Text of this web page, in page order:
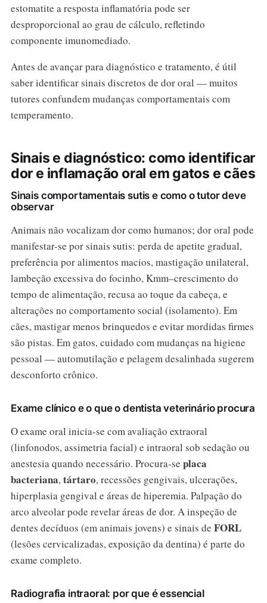
estomatite a resposta inflamatória pode ser
desproporcional ao grau de cálculo, refletindo
componente imunomediado.
Antes de avançar para diagnóstico e tratamento, é útil
saber identificar sinais discretos de dor oral — muitos
tutores confundem mudanças comportamentais com
temperamento.
Sinais e diagnóstico: como identificar
dor e inflamação oral em gatos e cães
Sinais comportamentais sutis e como o tutor deve
observar
Animais não vocalizam dor como humanos; dor oral pode
manifestar-se por sinais sutis: perda de apetite gradual,
preferência por alimentos macios, mastigação unilateral,
lambeção excessiva do focinho, Kmm–crescimento do
tempo de alimentação, recusa ao toque da cabeça, e
alterações no comportamento social (isolamento). Em
cães, mastigar menos brinquedos e evitar mordidas firmes
são pistas. Em gatos, cuidado com mudanças na higiene
pessoal — automutilação e pelagem desalinhada sugerem
desconforto crônico.
Exame clínico e o que o dentista veterinário procura
O exame oral inicia-se com avaliação extraoral
(linfonodos, assimetria facial) e intraoral sob sedação ou
anestesia quando necessário. Procura-se placa
bacteriana,tártaro, recessões gengivais, ulcerações,
hiperplasia gengival e áreas de hiperemia. Palpação do
arco alveolar pode revelar áreas de dor. A inspeção de
dentes decíduos (em animais jovens) e sinais de FORL
(lesões cervicalizadas, exposição da dentina) é parte do
exame completo.
Radiografia intraoral: por que é essencial